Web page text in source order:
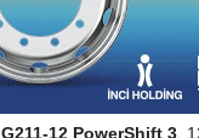
G211-12 PowerShift 3,